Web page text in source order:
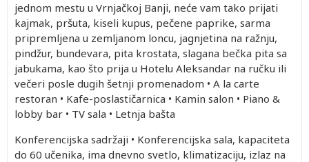
jednom mestu u Vrnjačkoj Banji, neće vam tako prijati
kajmak, pršuta, kiseli kupus, pečene paprike, sarma
pripremljena u zemljanom loncu, jagnjetina na ražnju,
pindžur, bundevara, pita krostata, slagana bečka pita sa
jabukama, kao što prija u Hotelu Aleksandar na ručku ili
večeri posle dugih šetnji promenadom • A la carte
restoran • Kafe-poslastičarnica • Kamin salon • Piano &
lobby bar • TV sala • Letnja bašta
Konferencijska sadržaji • Konferencijska sala, kapaciteta
do 60 učenika, ima dnevno svetlo, klimatizaciju, izlaz na